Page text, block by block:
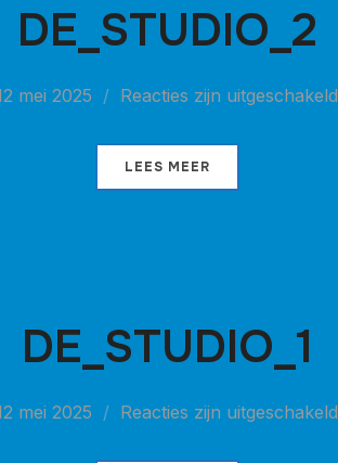
DE_STUDIO_2
mei 2025 Reacties zijn uitgeschakeld
LEES MEER
DE_STUDIO_1
mei 2025 Reacties zijn uitgeschakeld